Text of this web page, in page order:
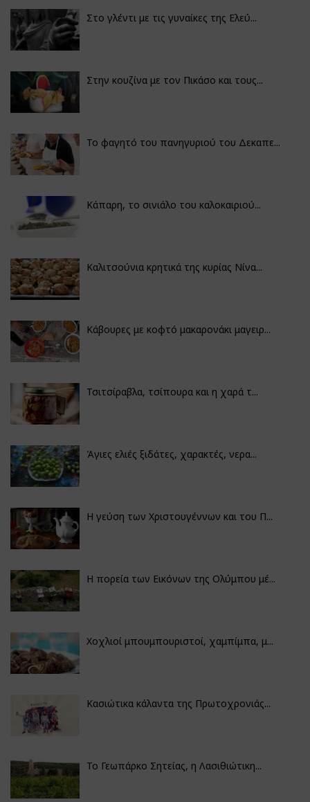
Στο γλέντι με τις γυναίκες της Ελεύ...
Στην κουζίνα με τον Πικάσο και τους...
Το φαγητό του πανηγυριού του Δεκαπε...
Κάπαρη, το σινιάλο του καλοκαιριού...
Καλιτσούνια κρητικά της κυρίας Νίνα...
Κάβουρες με κοφτό μακαρονάκι μαγειρ...
Τσιτσίραβλα, τσίπουρα και η χαρά τ...
Άγιες ελιές ξιδάτες, χαρακτές, νερα...
Η γεύση των Χριστουγέννων και του Π...
Η πορεία των Εικόνων της Ολύμπου μέ...
Χοχλιοί μπουμπουριστοί, χαμπίμπα, μ...
Κασιώτικα κάλαντα της Πρωτοχρονιάς...
Το Γεωπάρκο Σητείας, η Λασιθιώτικη...